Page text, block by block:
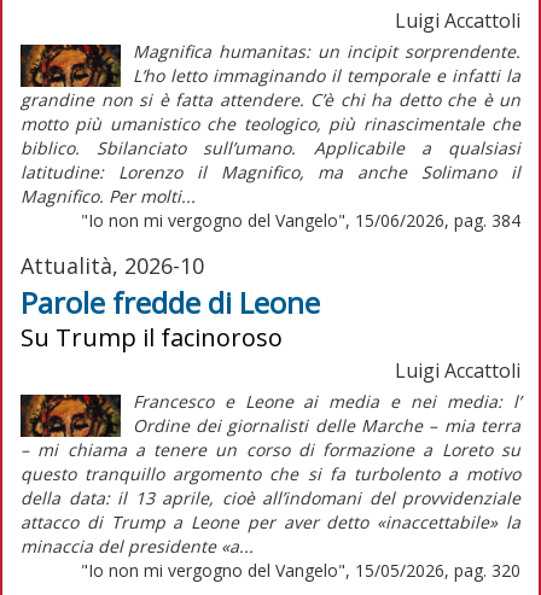
Luigi Accattoli
Magnifica humanitas: un incipit sorprendente.
L’ho letto immaginando il temporale e infatti la
grandine non si è fatta attendere. C’è chi ha detto che è un
motto più umanistico che teologico, più rinascimentale che
biblico. Sbilanciato sull’umano. Applicabile a qualsiasi
latitudine: Lorenzo il Magnifico, ma anche Solimano il
Magnifico. Per molti...
"Io non mi vergogno del Vangelo", 15/06/2026, pag. 384
Attualità, 2026-10
Parole fredde di Leone
Su Trump il facinoroso
Luigi Accattoli
Francesco e Leone ai media e nei media: l’
Ordine dei giornalisti delle Marche – mia terra
– mi chiama a tenere un corso di formazione a Loreto su
questo tranquillo argomento che si fa turbolento a motivo
della data: il 13 aprile, cioè all’indomani del provvidenziale
attacco di Trump a Leone per aver detto «inaccettabile» la
minaccia del presidente «a...
"Io non mi vergogno del Vangelo", 15/05/2026, pag. 320